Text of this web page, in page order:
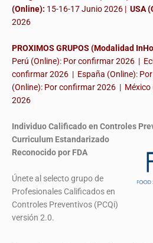
(Online): 15-16-17 Junio 2026 | USA
2026
PROXIMOS GRUPOS (Modalidad
Perú (Online): Por confirmar 2026 |
confirmar 2026 | España (Online):
(Online): Por confirmar 2026 |
2026
Individuo Calificado en Controles
Curriculum Estandarizado
Reconocido por FDA
Únete al selecto grupo de
Profesionales Calificados en
Controles Preventivos (PCQi)
versión 2.0.